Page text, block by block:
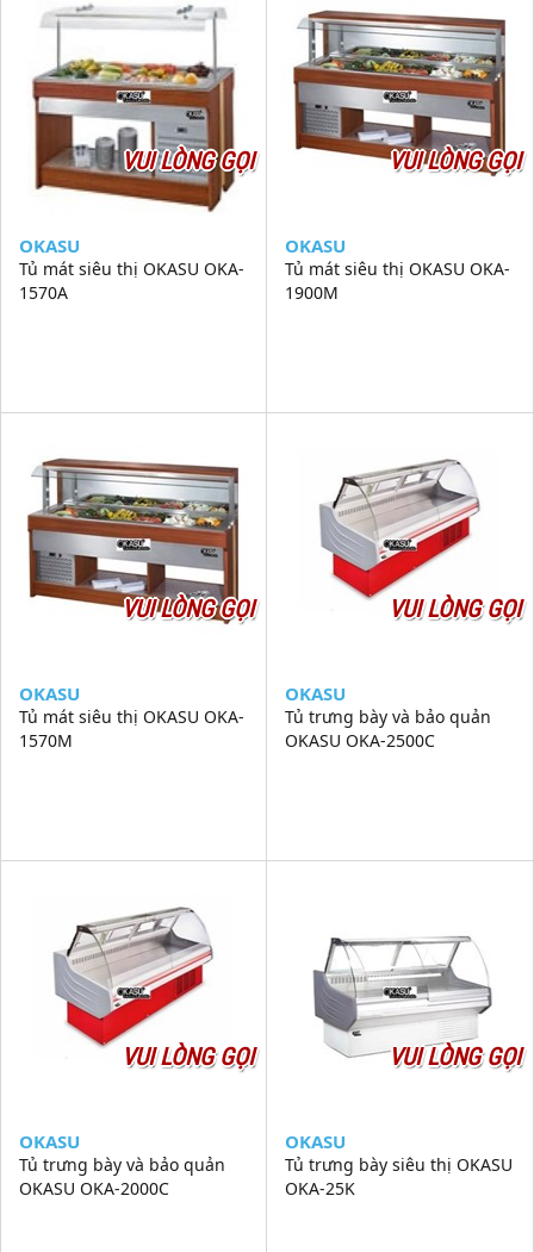
VUI LÒNG GỌI
OKASU
Tủ mát siêu thị OKASU OKA-
1570A
VUI LÒNG GỌI
OKASU
Tủ mát siêu thị OKASU OKA-
1900M
VUI LÒNG GỌI
OKASU
Tủ mát siêu thị OKASU OKA-
1570M
VUI LÒNG GỌI
OKASU
Tủ trưng bày và bảo quản
OKASU OKA-2500C
VUI LÒNG GỌI
OKASU
Tủ trưng bày và bảo quản
OKASU OKA-2000C
VUI LÒNG GỌI
OKASU
Tủ trưng bày siêu thị OKASU
OKA-25K